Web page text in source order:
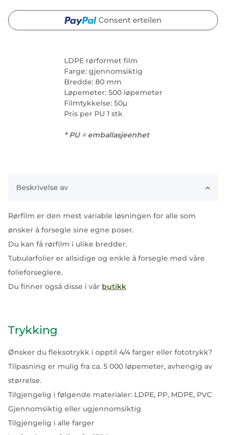
LDPE rørformet film
Farge: gjennomsiktig
Bredde: 80 mm
Løpemeter: 500 løpemeter
Filmtykkelse: 50µ
Pris per PU 1 stk
* PU = emballasjeenhet
Consent erteilen
Beskrivelse av
Rørfilm er den mest variable løsningen for alle som
ønsker å forsegle sine egne poser.
Du kan få rørfilm i ulike bredder.
Tubularfolier er allsidige og enkle å forsegle med våre
folieforseglere.
Du finner også disse i vår butikk
Trykking
Ønsker du fleksotrykk i opptil 4/4 farger eller fototrykk?
Tilpasning er mulig fra ca. 5 000 løpemeter, avhengig av
størrelse.
Tilgjengelig i følgende materialer: LDPE, PP, MDPE, PVC
Gjennomsiktig eller ugjennomsiktig
Tilgjengelig i alle farger